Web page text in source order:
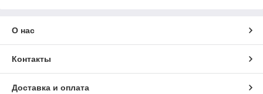
О нас
Контакты
Доставка и оплата